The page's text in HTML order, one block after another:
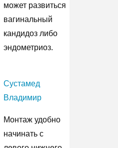
может развиться
вагинальный
кандидоз либо
эндометриоз.
Сустамед
Владимир
Монтаж удобно
начинать с